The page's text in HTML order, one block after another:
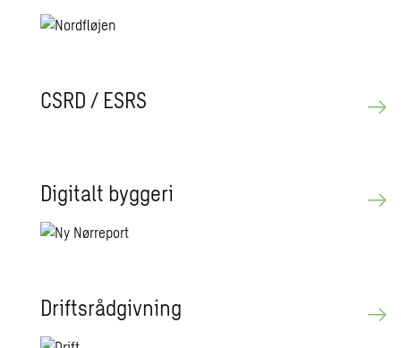
CSRD / ESRS
Di­gi­talt byg­ge­ri
Drifts­rå­d­giv­ning